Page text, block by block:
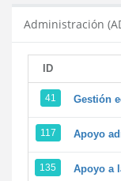
Administración
ID
41 Gestión
117 Apoyo
135 Apoyo a